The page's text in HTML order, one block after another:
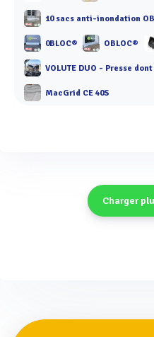
10 sacs anti-inondation
0BLOC® OBLOC®
VOLUTE DUO - Presse dont la vis
MacGrid CE 40S
Charger